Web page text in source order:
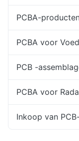
PCBA-
PCBA voor
PCB -
PCBA voor
Inkoop van